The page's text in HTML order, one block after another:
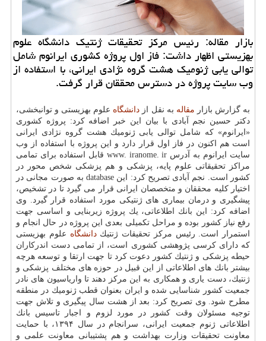
بازار مقاله: رئیس مركز تحقیقات ژنتیك دانشگاه علوم
بهزیستی اظهار داشت: فاز اول پروژه كشوری ایرانوم شامل
توالی یابی ژنومیك هشت گروه نژادی ایرانی، با استفاده از
وب سایت پروژه در دسترس محققان قرار گرفت.
به گزارش بازار مقاله به نقل از دانشگاه علوم بهزیستی و توانبخشی،
دكتر حسین نجم آبادی با بیان این خبر اضافه كرد: پروژه كشوری
«ایرانوم» كه شامل توالی یابی ژنومیك هشت گروه نژادی ایرانی
است هم اكنون در فاز اول قرار دارد و این پروژه با استفاده از وب
سایت ایرانوم به آدرس www. iranome. ir قابل استفاده برای تمامی
مراكز تحقیقاتی علوم پایه، پزشكی و هم پزشكی شخص محور در
كشور است. نجم آبادی تصریح كرد: این database به صورت مجانی در
اختیار كلیه محققان و متخصصان ایرانی قرار می گیرد تا در تشخیص،
پیشگیری و درمان بیماری های ژنتیكی مورد استفاده قرار گیرد. وی
اضافه كرد: این بانك اطلاعاتی، یك پروژه زیربنایی و اساسی جهت
رفع نیاز كشور بوده و مراحل تكمیلی بعدی این پروژه در حال انجام و
استمرار است. رئیس مركز تحقیقات ژنتیكدانشگاه علوم بهزیستی
كه دارای كرسی پژوهشی كشوری است، از تمامی دست اندركاران
حیطه پزشكی و ژنتیك كشور دعوت كرد تا جهت ارتقا و توسعه هرچه
بیشتر بانك های اطلاعاتی از این قبیل در حوزه های مختلف پزشكی و
ژنتیك، دست یاری و همكاری به این مركز دهند تا واریاسیون های نادر
جمعیت كشور شناسایی شده و ایران بعنوان قطب ژنومیك در منطقه
مطرح شود. وی تصریح كرد: بعد از هشت سال پیگیری و تلاش جهت
توجیه مسئولان وقت كشور در مورد لزوم و اجبار تاسیس بانك
اطلاعاتی ژنوم جمعیت ایرانی، سرانجام در سال ۱۳۹۴، با حمایت
معاونت تحقیقات وزارت بهداشت و هم پشتیبانی معاونت علمی و